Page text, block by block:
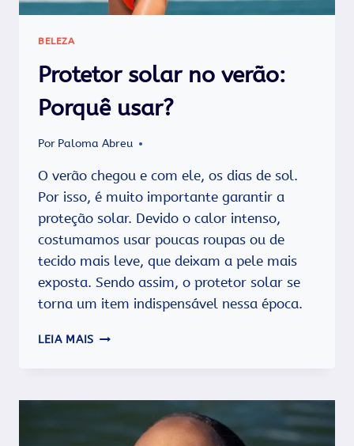
BELEZA
Protetor solar no verão:
Porquê usar?
Por Paloma Abreu
O verão chegou e com ele, os dias de sol.
Por isso, é muito importante garantir a
proteção solar. Devido o calor intenso,
costumamos usar poucas roupas ou de
tecido mais leve, que deixam a pele mais
exposta. Sendo assim, o protetor solar se
torna um item indispensável nessa época.
LEIA MAIS PROTETOR
PORQUÊ